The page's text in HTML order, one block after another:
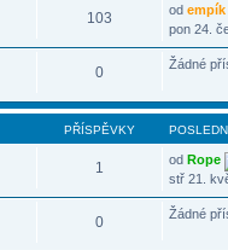
103 odempík
pon 24.
0 Žádné
PŘÍSPĚVKY
1 odRope
stř 21.
0 Žádné